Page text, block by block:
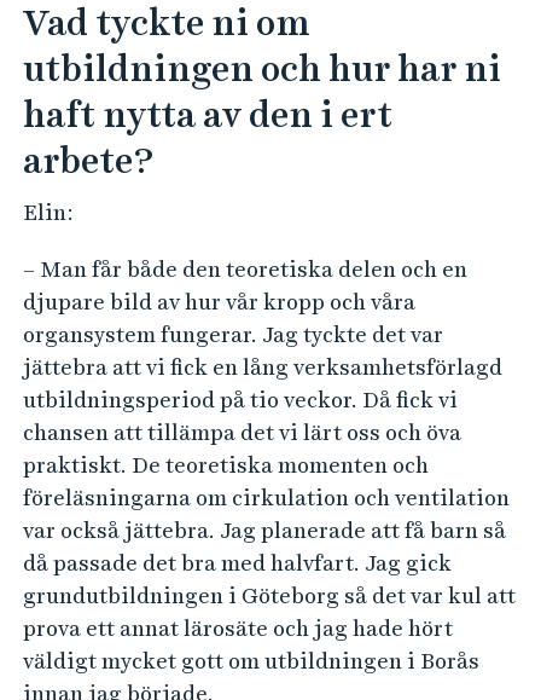
Vad tyckte ni om
utbildningen och hur har ni
haft nytta av den i ert
arbete?
Elin:
– Man får både den teoretiska delen och en
djupare bild av hur vår kropp och våra
organsystem fungerar. Jag tyckte det var
jättebra att vi fick en lång verksamhetsförlagd
utbildningsperiod på tio veckor. Då fick vi
chansen att tillämpa det vi lärt oss och öva
praktiskt. De teoretiska momenten och
föreläsningarna om cirkulation och ventilation
var också jättebra. Jag planerade att få barn så
då passade det bra med halvfart. Jag gick
grundutbildningen i Göteborg så det var kul att
prova ett annat lärosäte och jag hade hört
väldigt mycket gott om utbildningen i Borås
innan jag började.